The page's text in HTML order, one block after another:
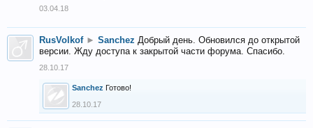
03.04.18
RusVolkof ► Sanchez Добрый день. Обновился до открытой
версии. Жду доступа к закрытой части форума. Спасибо.
28.10.17
Sanchez Готово!
28.10.17